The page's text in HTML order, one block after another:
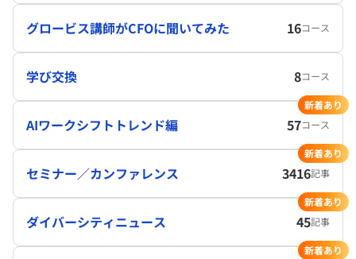
グロービス講師がCFOに聞いてみた 16コース
学び交換 8コース
AIワークシフトトレンド編 57コース
新着あり
セミナー／カンファレンス 3416記事
新着あり
ダイバーシティニュース 45記事
新着あり
新着あり